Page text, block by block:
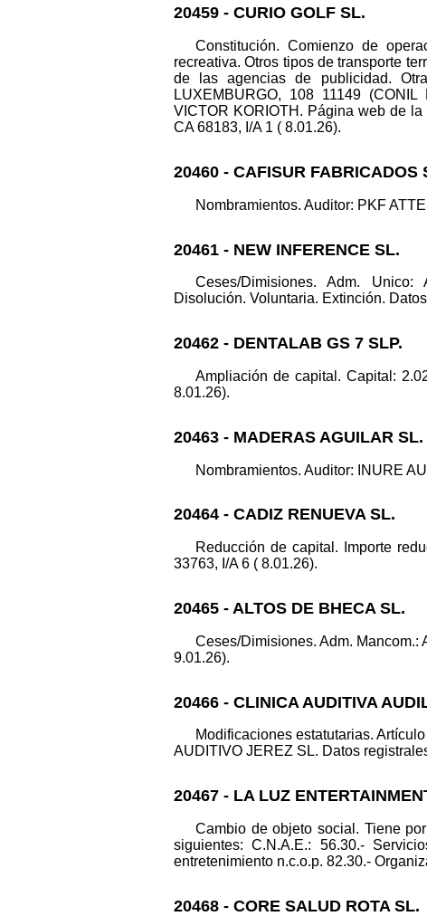
20459 - CURIO GOLF SL.
Constitución. Comienzo de
recreativa. Otros tipos de transporte
de las agencias de publicidad.
LUXEMBURGO, 108 11149
VICTOR KORIOTH. Página web de
CA 68183, I/A 1 ( 8.01.26).
20460 - CAFISUR FABRICADOS
Nombramientos. Auditor: PKF
20461 - NEW INFERENCE SL.
Ceses/Dimisiones. Adm. Unico:
Disolución. Voluntaria. Extinción.
20462 - DENTALAB GS 7 SLP.
Ampliación de capital. Capital:
8.01.26).
20463 - MADERAS AGUILAR SL.
Nombramientos. Auditor: INURE
20464 - CADIZ RENUEVA SL.
Reducción de capital. Importe
33763, I/A 6 ( 8.01.26).
20465 - ALTOS DE BHECA SL.
Ceses/Dimisiones. Adm. Mancom.:
9.01.26).
20466 - CLINICA AUDITIVA
Modificaciones estatutarias.
AUDITIVO JEREZ SL. Datos
20467 - LA LUZ
Cambio de objeto social. Tiene
siguientes: C.N.A.E.: 56.30.-
entretenimiento n.c.o.p. 82.30.-
20468 - CORE SALUD ROTA SL.